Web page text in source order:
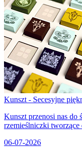
Kunszt - Secesyjne
Kunszt przenosi nas do
rzemieślniczki tworzące
06-07-2026